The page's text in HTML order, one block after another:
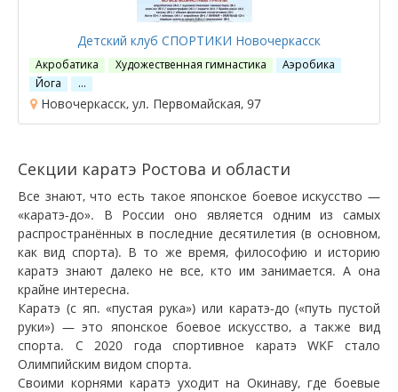
Детский клуб СПОРТИКИ Новочеркасск
Акробатика Художественная гимнастика
Аэробика
Йога
…
Новочеркасск, ул. Первомайская, 97
Секции каратэ Ростова и области
Все знают, что есть такое японское боевое искусство —
«каратэ-до». В России оно является одним из самых
распространённых в последние десятилетия (в основном,
как вид спорта). В то же время, философию и историю
каратэ знают далеко не все, кто им занимается. А она
крайне интересна.
Каратэ (с яп. «пустая рука») или каратэ-до («путь пустой
руки») — это японское боевое искусство, а также вид
спорта. С 2020 года спортивное каратэ WKF стало
Олимпийским видом спорта.
Своими корнями каратэ уходит на Окинаву, где боевые